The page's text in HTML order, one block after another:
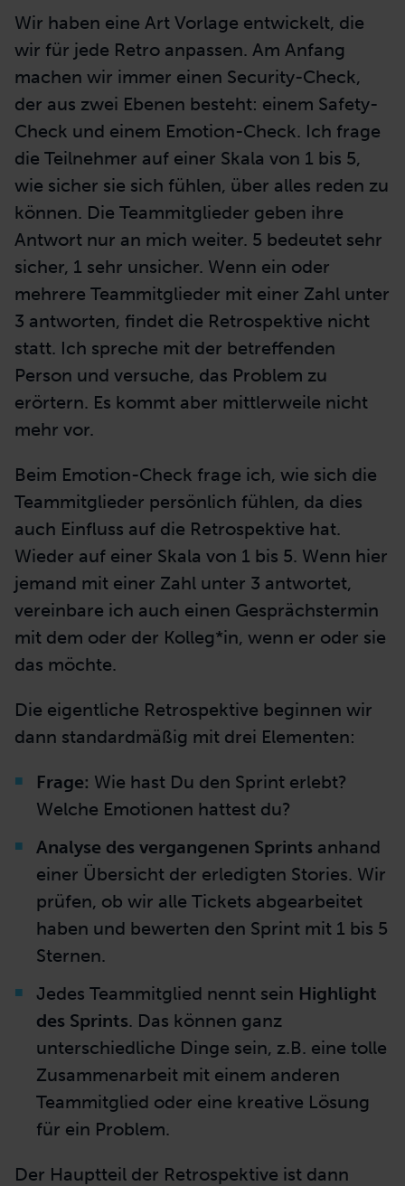
Wir haben eine Art Vorlage entwickelt, die
wir für jede Retro anpassen. Am Anfang
machen wir immer einen Security-Check,
der aus zwei Ebenen besteht: einem Safety-
Check und einem Emotion-Check. Ich frage
die Teilnehmer auf einer Skala von 1 bis 5,
wie sicher sie sich fühlen, über alles reden zu
können. Die Teammitglieder geben ihre
Antwort nur an mich weiter. 5 bedeutet sehr
sicher, 1 sehr unsicher. Wenn ein oder
mehrere Teammitglieder mit einer Zahl unter
3 antworten, findet die Retrospektive nicht
statt. Ich spreche mit der betreffenden
Person und versuche, das Problem zu
erörtern. Es kommt aber mittlerweile nicht
mehr vor.
Beim Emotion-Check frage ich, wie sich die
Teammitglieder persönlich fühlen, da dies
auch Einfluss auf die Retrospektive hat.
Wieder auf einer Skala von 1 bis 5. Wenn hier
jemand mit einer Zahl unter 3 antwortet,
vereinbare ich auch einen Gesprächstermin
mit dem oder der Kolleg*in, wenn er oder sie
das möchte.
Die eigentliche Retrospektive beginnen wir
dann standardmäßig mit drei Elementen:
Frage: Wie hast Du den Sprint erlebt?
Welche Emotionen hattest du?
Analyse des vergangenen Sprints anhand
einer Übersicht der erledigten Stories. Wir
prüfen, ob wir alle Tickets abgearbeitet
haben und bewerten den Sprint mit 1 bis 5
Sternen.
Jedes Teammitglied nennt sein Highlight
des Sprints. Das können ganz
unterschiedliche Dinge sein, z.B. eine tolle
Zusammenarbeit mit einem anderen
Teammitglied oder eine kreative Lösung
für ein Problem.
Der Hauptteil der Retrospektive ist dann